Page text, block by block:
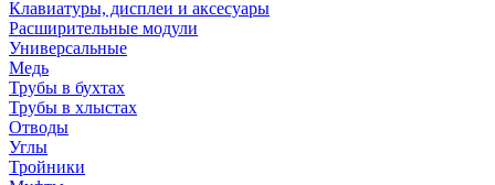
Клавиатуры, дисплеи и аксесуары
Расширительные модули
Универсальные
Медь
Трубы в бухтах
Трубы в хлыстах
Отводы
Углы
Тройники